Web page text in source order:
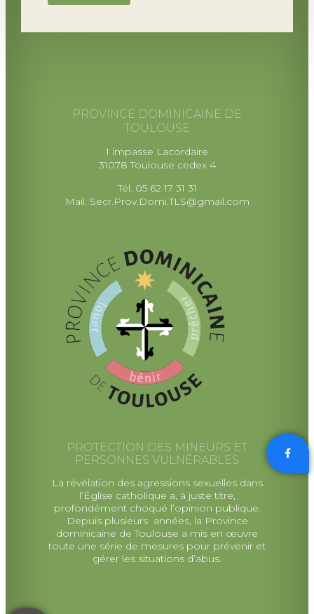
PROVINCE DOMINICAINE DE
TOULOUSE
1 impasse Lacordaire
31078 Toulouse cedex 4
Tél. 05 62 17 31 31
Mail. Secr.Prov.Domi.TLS@gmail.com
PROTECTION DES MINEURS ET
PERSONNES VULNÉRABLES
La révélation des agressions sexuelles dans
l’Église catholique a, à juste titre,
profondément choqué l’opinion publique.
Depuis plusieurs années, la Province
dominicaine de Toulouse a mis en œuvre
toute une série de mesures pour prévenir et
gérer les situations d’abus.